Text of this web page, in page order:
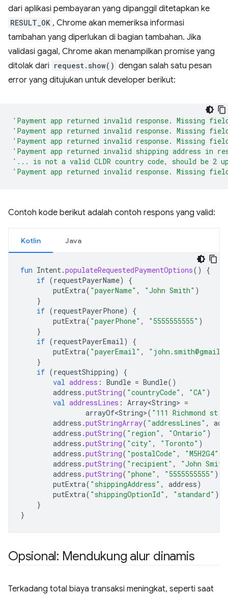
dari aplikasi pembayaran yang dipanggil ditetapkan ke
RESULT_OK , Chrome akan memeriksa informasi
tambahan yang diperlukan di bagian tambahan. Jika
validasi gagal, Chrome akan menampilkan promise yang
ditolak dari request.show() dengan salah satu pesan
error yang ditujukan untuk developer berikut:
'Payment app returned invalid response. Missing
'Payment app returned invalid response. Missing
'Payment app returned invalid response. Missing
'Payment app returned invalid shipping address in
'... is not a valid CLDR country code, should be 2
'Payment app returned invalid response. Missing
Contoh kode berikut adalah contoh respons yang valid:
Kotlin Java
fun Intent.populateRequestedPaymentOptions()
{
if (requestPayerName)
{
putExtra( "payerName" , "John Smith" )
}
if (requestPayerPhone)
{
putExtra( "payerPhone" , "5555555555" )
}
if (requestPayerEmail)
{
putExtra( "payerEmail" ,
}
if (requestShipping)
{
val address : Bundle = Bundle()
address .putString( "countryCode" , "CA" )
val addressLines : Array<String> =
arrayOf<String>( "111 Richmond st.
address .putStringArray( "addressLines" ,
address .putString( "region" , "Ontario" )
address .putString( "city" , "Toronto" )
address .putString( "postalCode" , "M5H2G4"
address .putString( "recipient" ,
"John
address .putString( "phone" , "5555555555" )
putExtra( "shippingAddress" , address)
putExtra( "shippingOptionId" , "standard" )
}
}
Opsional: Mendukung alur dinamis
Terkadang total biaya transaksi meningkat, seperti saat